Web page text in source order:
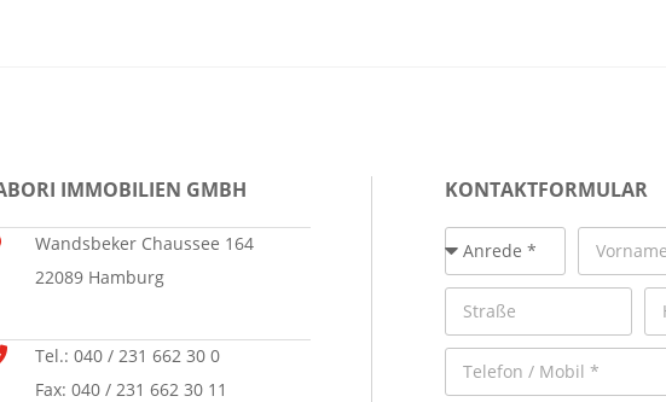
IMMOBILIEN GMBH
Wandsbeker Chaussee 164
22089 Hamburg
Tel.: 040 / 231 662 30 0
Fax: 040 / 231 662 30 11
KONTAKTFORMULAR